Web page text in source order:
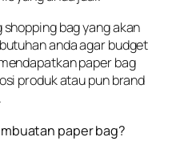
bag yang akan
anda agar budget
paper bag
produk atau pun brand
paper bag?